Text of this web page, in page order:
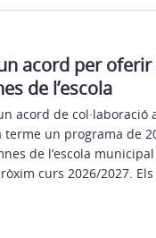
acord per oferir
de l’escola
acord de col·laboració
un programa de
de l’escola
curs 2026/2027.